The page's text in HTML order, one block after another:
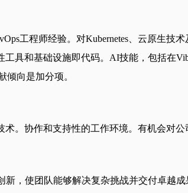
工程师经验。对Kubernetes、云原生技
具和基础设施即代码。AI技能，包括在
向是加分项。
。协作和支持性的工作环境。有机会对公
，使团队能够解决复杂挑战并交付卓越